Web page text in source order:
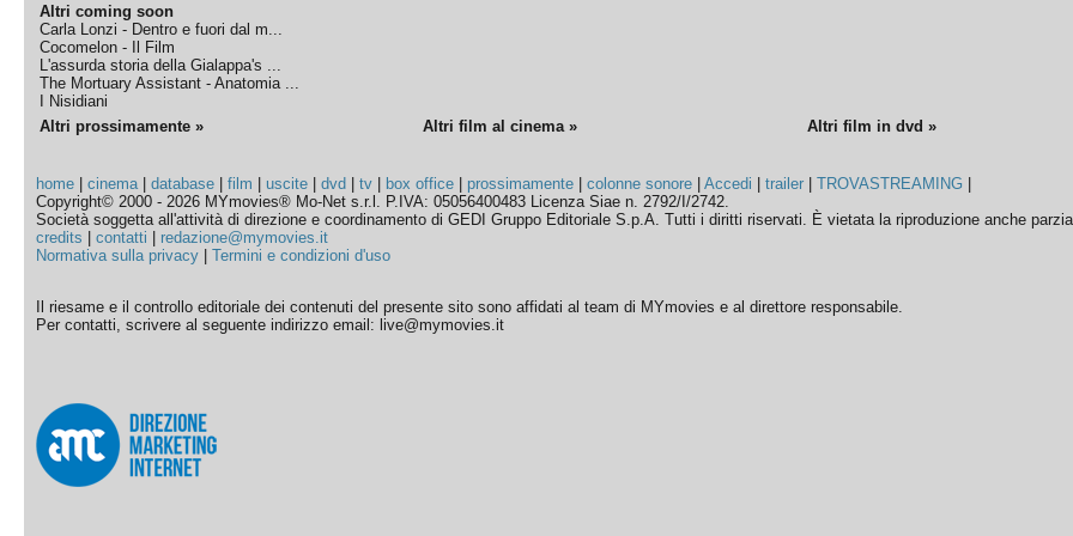
Altri coming soon
Carla Lonzi - Dentro e fuori dal m...
Cocomelon - Il Film
L'assurda storia della Gialappa's ...
The Mortuary Assistant - Anatomia ...
I Nisidiani
Altri prossimamente » Altri film al cinema » Altri film in dvd »
home |cinema|database |film |uscite |dvd |tv box office prossimamente |colonne sonore |Accedi |trailer |TROVASTREAMING
Copyright© 2000 - 2026 MYmovies® Mo-Net s.r.l. P.IVA: 05056400483 Licenza Siae n. 2792/I/2742.
Società soggetta all'attività di direzione e coordinamento di GEDI Gruppo Editoriale S.p.A. Tutti i diritti riservati. È vietata la riproduzione anche
credits |contatti
redazione@mymovies.it
Normativa sulla privacy |Termini e condizioni d'uso
Il riesame e il controllo editoriale dei contenuti del presente sito sono affidati al team di MYmovies e al direttore responsabile.
Per contatti, scrivere al seguente indirizzo email: live@mymovies.it